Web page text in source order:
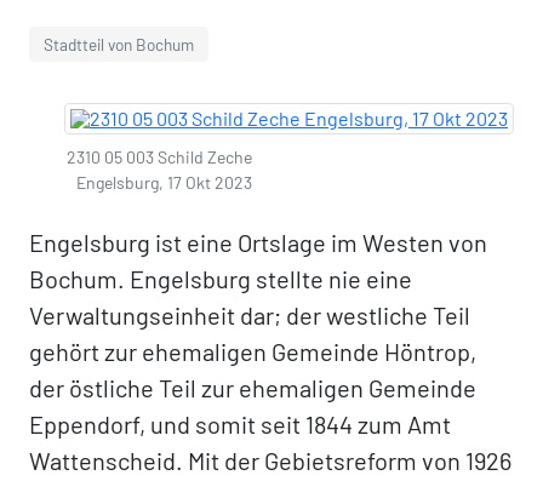
Stadtteil von Bochum
2310 05 003 Schild Zeche
Engelsburg, 17 Okt 2023
Engelsburg ist eine Ortslage im Westen von
Bochum. Engelsburg stellte nie eine
Verwaltungseinheit dar; der westliche Teil
gehört zur ehemaligen Gemeinde Höntrop,
der östliche Teil zur ehemaligen Gemeinde
Eppendorf, und somit seit 1844 zum Amt
Wattenscheid. Mit der Gebietsreform von 1926